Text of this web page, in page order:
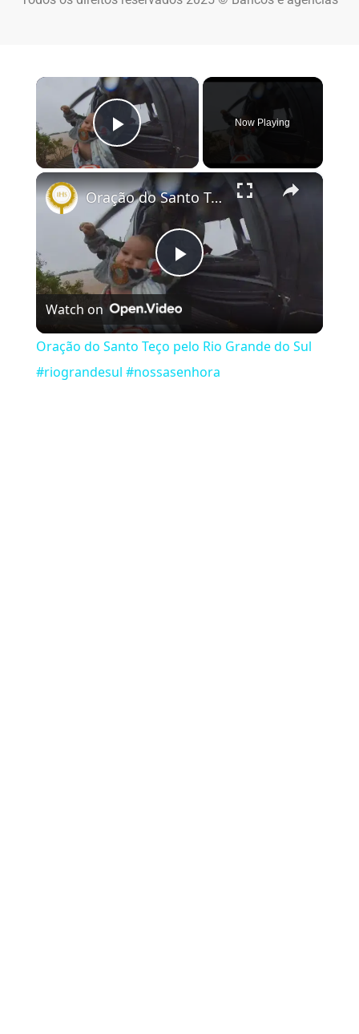
×
Play Video
Now Playing
×
Play Video
Oração do Santo Teço pelo Rio Grande do Sul #riograndesul #nossasenhora
Watch on
Oração do Santo Teço pelo Rio Grande do Sul
#riograndesul #nossasenhora